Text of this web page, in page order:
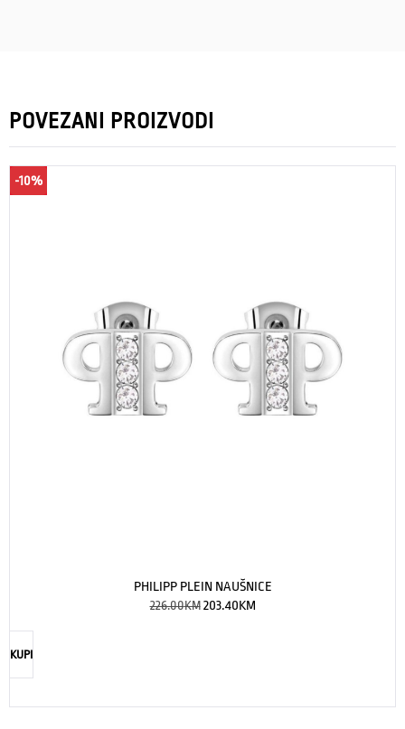
POVEZANI PROIZVODI
-10%
PHILIPP PLEIN NAUŠNICE
226.00KM 203.40KM
KUPI